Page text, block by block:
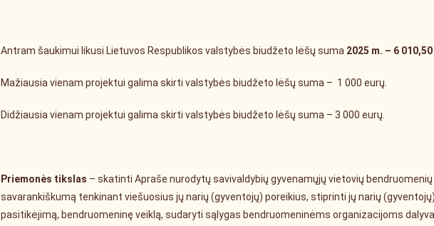
Antram šaukimui likusi Lietuvos Respublikos valstybės biudžeto lėšų suma 2025 m. – 6 010,50
Mažiausia vienam projektui galima skirti valstybės biudžeto lėšų suma – 1 000 eurų.
Didžiausia vienam projektui galima skirti valstybės biudžeto lėšų suma – 3 000 eurų.
Priemonės tikslas – skatinti Apraše nurodytų savivaldybių gyvenamųjų vietovių
savarankiškumą tenkinant viešuosius jų narių (gyventojų) poreikius, stiprinti jų narių
pasitikėjimą, bendruomeninę veiklą, sudaryti sąlygas bendruomeninėms organizacijoms